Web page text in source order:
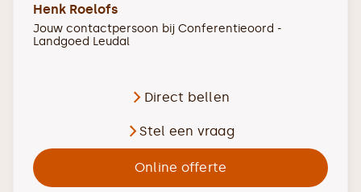
Henk Roelofs
Jouw contactpersoon bij Conferentieoord -
Landgoed Leudal
Direct bellen
Stel een vraag
Online offerte